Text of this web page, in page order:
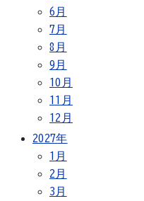
6月
7月
8月
9月
10月
11月
12月
2027年
1月
2月
3月